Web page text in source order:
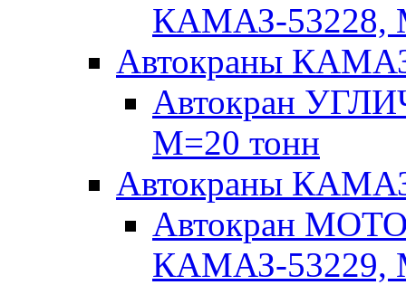
КАМАЗ-53228,
Автокраны
Автокран
М=20 тонн
Автокраны
Автокран
КАМАЗ-53229,